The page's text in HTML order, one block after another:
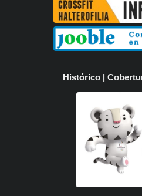
Histórico |